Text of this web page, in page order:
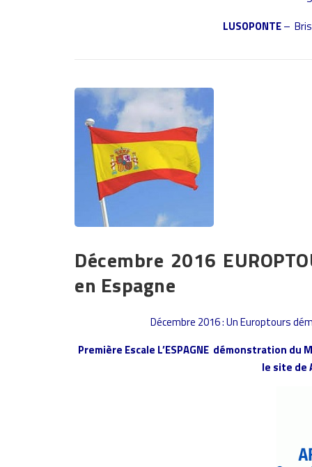
LUSOPONTE–
Décembre 2016
en Espagne
Décembre 2016 : Un Europtours
Première Escale L’ESPAGNE démonstration
le site de